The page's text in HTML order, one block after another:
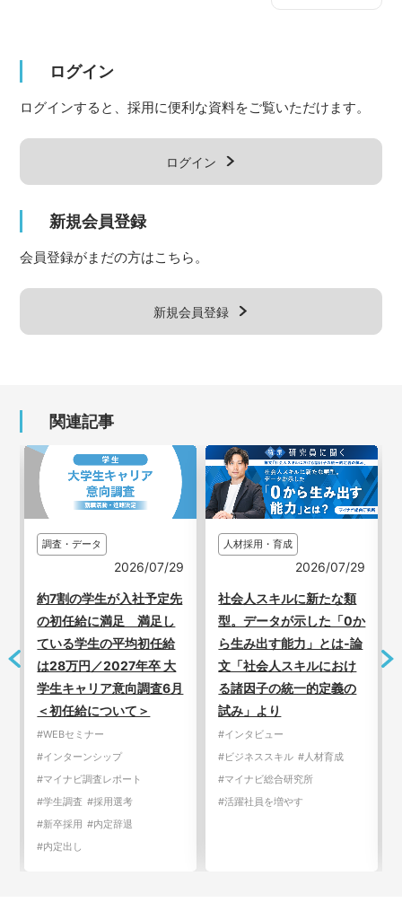
ログイン
ログインすると、採用に便利な資料をご覧いただけます。
ログイン
新規会員登録
会員登録がまだの方はこちら。
新規会員登録
関連記事
予定先
大
査6月
人材採用・育成
2026/07/29
社会⼈スキルに新たな類
型。データが示した「0か
ら生み出す能⼒」とは‐論
⽂「社会⼈スキルにおけ
る諸因子の統一的定義の
試み」より
#インタビュー
#ビジネススキル
#マイナビ総合研究所
#活躍社員を増やす
調査・データ
2026/08/
平均内々定数は前年同
社を下回り1.7社 継続中
の学生の中には明確な第
一志望がない層も／
年卒 内定者意識調査
#WEBセミナー
#インターンシップ
#マイナビ調査レポート
#学生調査 #採用選考
#新卒採用